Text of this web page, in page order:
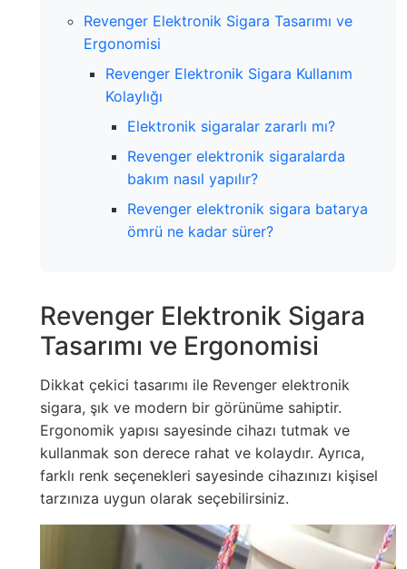
Revenger Elektronik Sigara Tasarımı ve
Ergonomisi
Revenger Elektronik Sigara Kullanım
Kolaylığı
Elektronik sigaralar zararlı mı?
Revenger elektronik sigaralarda
bakım nasıl yapılır?
Revenger elektronik sigara batarya
ömrü ne kadar sürer?
Revenger Elektronik Sigara
Tasarımı ve Ergonomisi
Dikkat çekici tasarımı ile Revenger elektronik
sigara, şık ve modern bir görünüme sahiptir.
Ergonomik yapısı sayesinde cihazı tutmak ve
kullanmak son derece rahat ve kolaydır. Ayrıca,
farklı renk seçenekleri sayesinde cihazınızı kişisel
tarzınıza uygun olarak seçebilirsiniz.